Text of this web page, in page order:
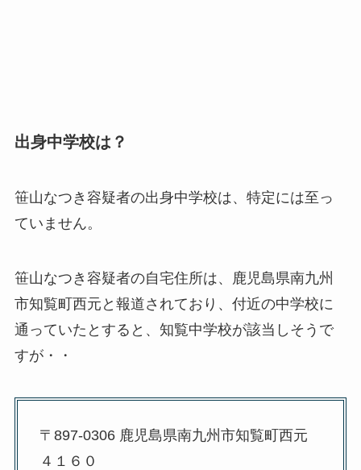
出身中学校は？
笹山なつき容疑者の出身中学校は、特定には至っ
ていません。
笹山なつき容疑者の自宅住所は、鹿児島県南九州
市知覧町西元と報道されており、付近の中学校に
通っていたとすると、知覧中学校が該当しそうで
すが・・
〒897-0306 鹿児島県南九州市知覧町西元
４１６０